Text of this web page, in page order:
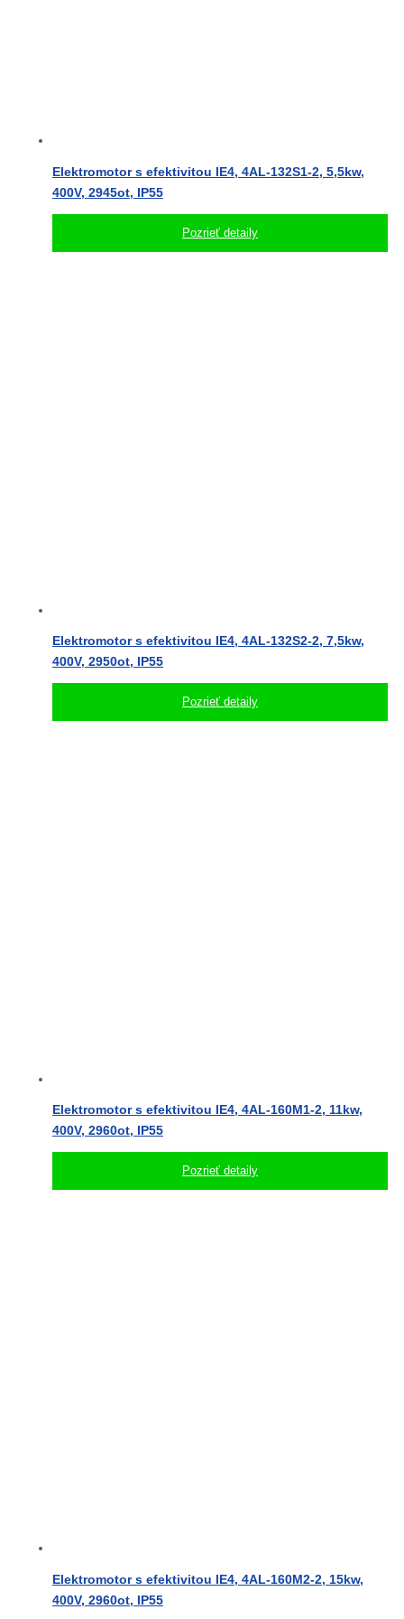
Elektromotor s efektivitou IE4, 4AL-132S1-2, 5,5kw,
400V, 2945ot, IP55
Pozrieť detaily
Elektromotor s efektivitou IE4, 4AL-132S2-2, 7,5kw,
400V, 2950ot, IP55
Pozrieť detaily
Elektromotor s efektivitou IE4, 4AL-160M1-2, 11kw,
400V, 2960ot, IP55
Pozrieť detaily
Elektromotor s efektivitou IE4, 4AL-160M2-2, 15kw,
400V, 2960ot, IP55